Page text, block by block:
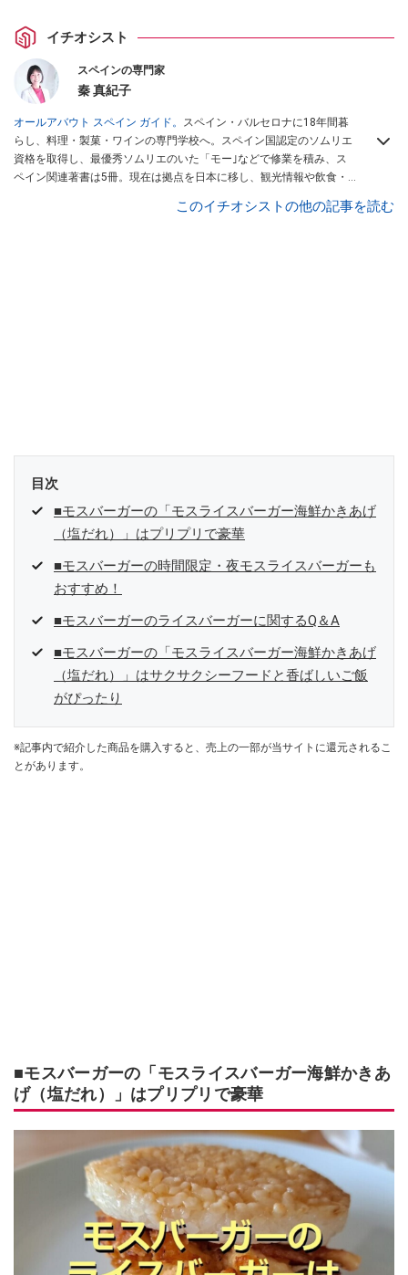
イチオシスト
スペインの専門家
秦 真紀子
オールアバウト スペイン ガイド。 スペイン・バルセロナに18年間暮
らし、料理・製菓・ワインの専門学校へ。スペイン国認定のソムリエ
資格を取得し、最優秀ソムリエのいた「モー｣などで修業を積み、ス
ペイン関連著書は5冊。現在は拠点を日本に移し、観光情報や飲食・
など、食品・スイーツ販売チェーンのおすすめ商
このイチオシストの他の記事を読む
目次
■モスバーガーの「モスライスバーガー海鮮かきあげ
（塩だれ）」はプリプリで豪華
■モスバーガーの時間限定・夜モスライスバーガーも
おすすめ！
■モスバーガーのライスバーガーに関するQ＆A
■モスバーガーの「モスライスバーガー海鮮かきあげ
（塩だれ）」はサクサクシーフードと香ばしいご飯
がぴったり
※記事内で紹介した商品を購入すると、売上の一部が当サイトに還元されるこ
とがあります。
■モスバーガーの「モスライスバーガー海鮮かきあ
げ（塩だれ）」はプリプリで豪華